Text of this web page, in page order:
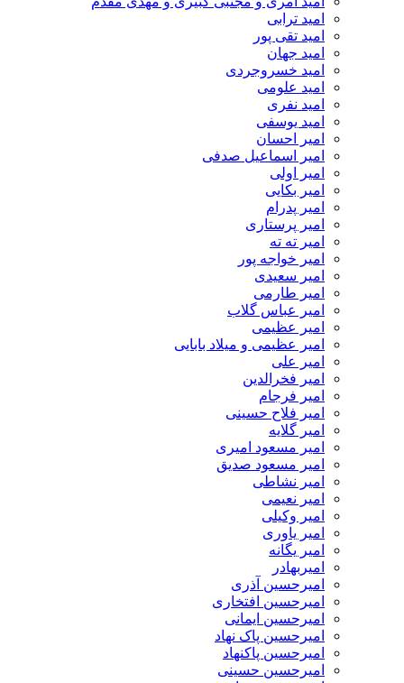
امید ترابی
امید تقی پور
امید جهان
امید خسروجردی
امید علومی
امید نفری
امید یوسفی
امیر احسان
امیر اسماعیل صدفی
امیر اولی
امیر بکایی
امیر پدرام
امیر پرستاری
امیر ته ته
امیر خواجه پور
امیر سعیدی
امیر طارمی
امیر عباس گلاب
امیر عظیمی
امیر عظیمی و میلاد بابایی
امیر علی
امیر فخرالدین
امیر فرجام
امیر فلاح حسینی
امیر گلایه
امیر مسعود امیری
امیر مسعود صدیق
امیر نشاطی
امیر نعیمی
امیر وکیلی
امیر یاوری
امیر یگانه
امیربهادر
امیرحسین آذری
امیرحسین افتخاری
امیرحسین ایمانی
امیرحسین پاک نهاد
امیرحسین پاکنهاد
امیرحسین حسینی